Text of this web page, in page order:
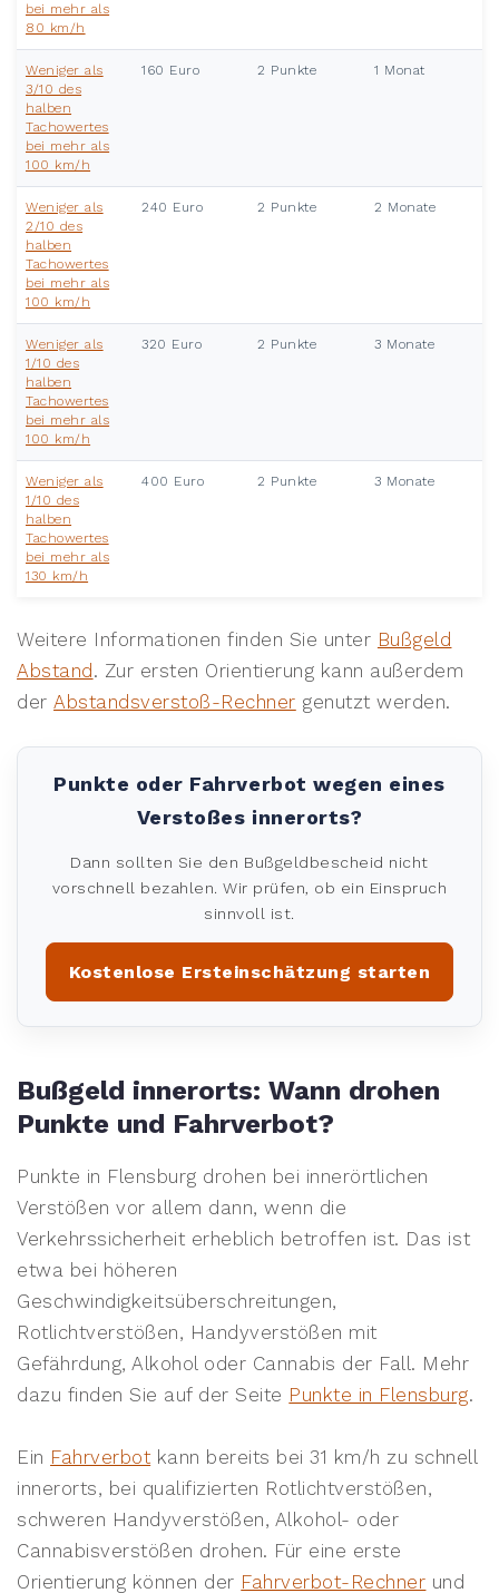
bei mehr als
80 km/h
Weniger als
3/10 des
halben
Tachowertes
bei mehr als
100 km/h
160 Euro 2 Punkte 1 Monat
Weniger als
2/10 des
halben
Tachowertes
bei mehr als
100 km/h
240 Euro 2 Punkte 2 Monate
Weniger als
1/10 des
halben
Tachowertes
bei mehr als
100 km/h
320 Euro 2 Punkte 3 Monate
Weniger als
1/10 des
halben
Tachowertes
bei mehr als
130 km/h
400 Euro 2 Punkte 3 Monate
Weitere Informationen finden Sie unter Bußgeld
Abstand . Zur ersten Orientierung kann außerdem
derAbstandsverstoß-Rechner genutzt werden.
Punkte oder Fahrverbot wegen eines
Verstoßes innerorts?
Dann sollten Sie den Bußgeldbescheid nicht
vorschnell bezahlen. Wir prüfen, ob ein Einspruch
sinnvoll ist.
Kostenlose Ersteinschätzung starten
Bußgeld innerorts: Wann drohen
Punkte und Fahrverbot?
Punkte in Flensburg drohen bei innerörtlichen
Verstößen vor allem dann, wenn die
Verkehrssicherheit erheblich betroffen ist. Das ist
etwa bei höheren
Geschwindigkeitsüberschreitungen,
Rotlichtverstößen, Handyverstößen mit
Gefährdung, Alkohol oder Cannabis der Fall. Mehr
dazu finden Sie auf der Seite Punkte in Flensburg.
Ein Fahrverbot kann bereits bei 31 km/h zu schnell
innerorts, bei qualifizierten Rotlichtverstößen,
schweren Handyverstößen, Alkohol- oder
Cannabisverstößen drohen. Für eine erste
Orientierung können der Fahrverbot-Rechner und